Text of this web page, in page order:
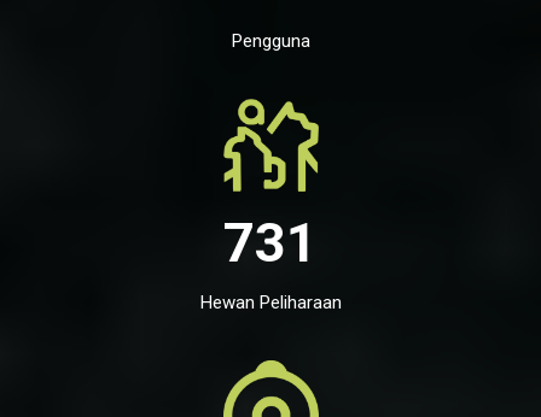
Pengguna
731
Hewan Peliharaan